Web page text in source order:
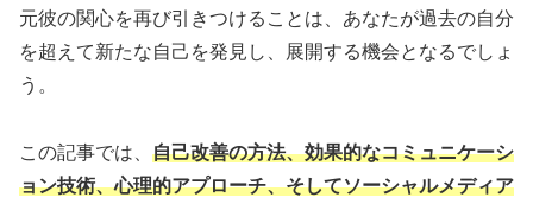
元彼の関心を再び引きつけることは、あなたが過去の自分
を超えて新たな自己を発見し、展開する機会となるでしょ
う。
この記事では、 自己改善の方法、効果的なコミュニケーシ
ョン技術、心理的アプローチ、そしてソーシャルメディア